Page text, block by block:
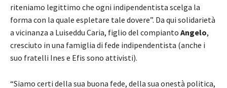
riteniamo legittimo che ogni indipendentista scelga la
forma con la quale espletare tale dovere”. Da qui solidarietà
a vicinanza a Luiseddu Caria, figlio del compianto Angelo,
cresciuto in una famiglia di fede indipendentista (anche i
suo fratelli Ines e Efis sono attivisti).
“Siamo certi della sua buona fede, della sua onestà politica,